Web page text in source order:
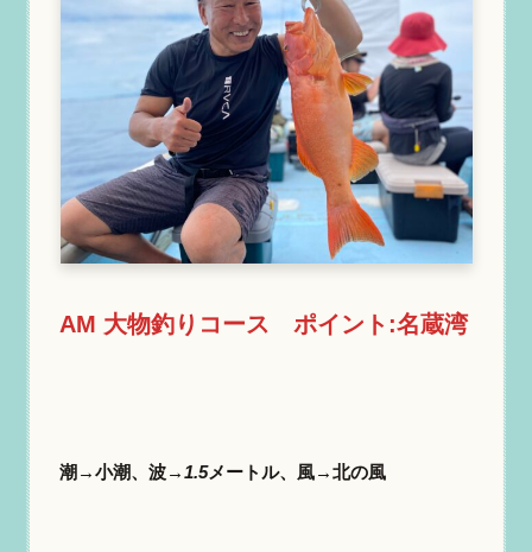
AM 大物釣りコース ポイント:名蔵湾
潮→小潮、波→1.5メートル、風→北の風